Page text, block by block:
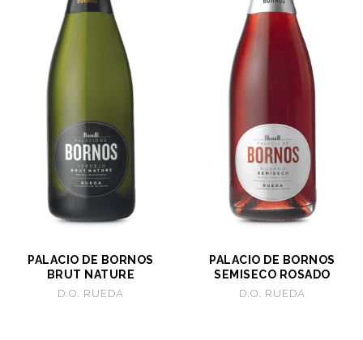
PALACIO DE BORNOS
BRUT NATURE
D.O. RUEDA
PALACIO DE BORNOS
SEMISECO ROSADO
D.O. RUEDA